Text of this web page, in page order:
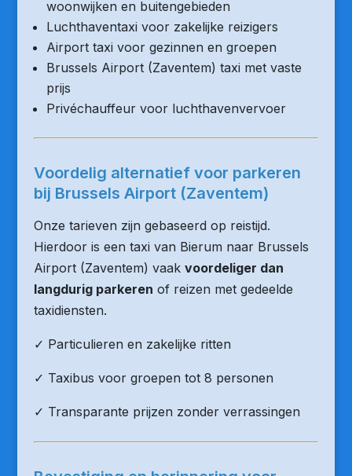
woonwijken en buitengebieden
Luchthaventaxi voor zakelijke reizigers
Airport taxi voor gezinnen en groepen
Brussels Airport (Zaventem) taxi met vaste
prijs
Privéchauffeur voor luchthavenvervoer
Voordelig alternatief voor parkeren
bij Brussels Airport (Zaventem)
Onze tarieven zijn gebaseerd op reistijd.
Hierdoor is een taxi van Bierum naar Brussels
Airport (Zaventem) vaak voordeliger dan
langdurig parkeren of reizen met gedeelde
taxidiensten.
✓ Particulieren en zakelijke ritten
✓ Taxibus voor groepen tot 8 personen
✓ Transparante prijzen zonder verrassingen